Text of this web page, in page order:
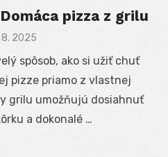
pizza z grilu
8. 2025
spôsob, ako si užiť chuť
pizze priamo z vlastnej
grilu umožňujú dosiahnuť
a dokonalé …